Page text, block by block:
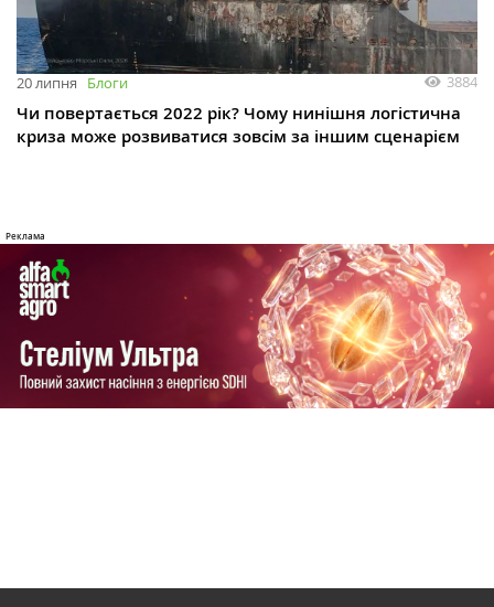
20 липня Блоги 3884
Чи повертається 2022 рік? Чому нинішня логістична
криза може розвиватися зовсім за іншим сценарієм